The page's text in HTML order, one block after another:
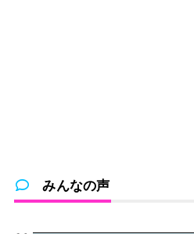
みんなの声